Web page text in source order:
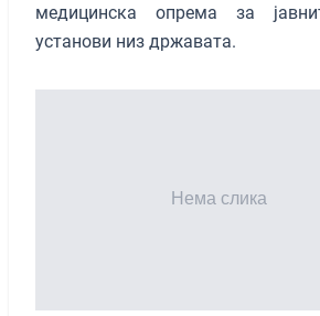
медицинска опрема за
установи низ државата.